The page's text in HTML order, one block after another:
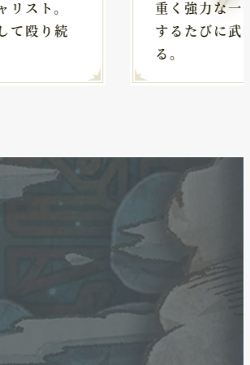
スト。
て殴り続
重く強力な一
するたびに武
る。